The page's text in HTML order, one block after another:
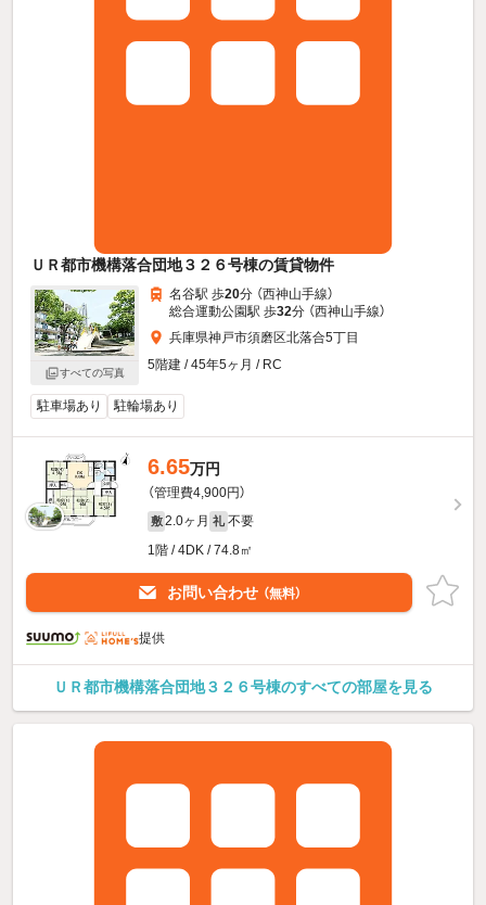
ＵＲ都市機構落合団地３２６号棟の賃貸物件
すべての写真
名谷駅 歩20分 （西神山手線）
総合運動公園駅 歩32分 （西神山手線）
兵庫県神戸市須磨区北落合5丁目
5階建 / 45年5ヶ月 / RC
駐車場あり 駐輪場あり
6.65万円
（管理費4,900円）
敷 2.0ヶ月 礼 不要
1階 / 4DK / 74.8㎡
お問い合わせ （無料）
提供
ＵＲ都市機構落合団地３２６号棟のすべての部屋を見る